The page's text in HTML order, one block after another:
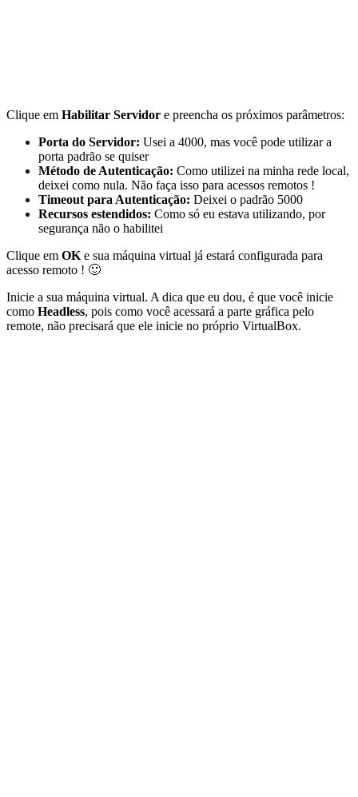
Clique em Habilitar Servidor e preencha os próximos parâmetros:
Porta do Servidor: Usei a 4000, mas você pode utilizar a
porta padrão se quiser
Método de Autenticação: Como utilizei na minha rede local,
deixei como nula. Não faça isso para acessos remotos !
Timeout para Autenticação: Deixei o padrão 5000
Recursos estendidos: Como só eu estava utilizando, por
segurança não o habilitei
Clique em OK e sua máquina virtual já estará configurada para
acesso remoto ! 🙂
Inicie a sua máquina virtual. A dica que eu dou, é que você inicie
como Headless, pois como você acessará a parte gráfica pelo
remote, não precisará que ele inicie no próprio VirtualBox.